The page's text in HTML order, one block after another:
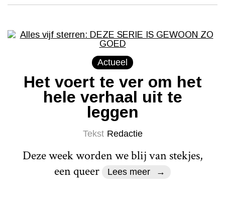
Actueel
Het voert te ver om het
hele verhaal uit te
leggen
Tekst Redactie
Deze week worden we blij van stekjes,
een queer
Lees meer